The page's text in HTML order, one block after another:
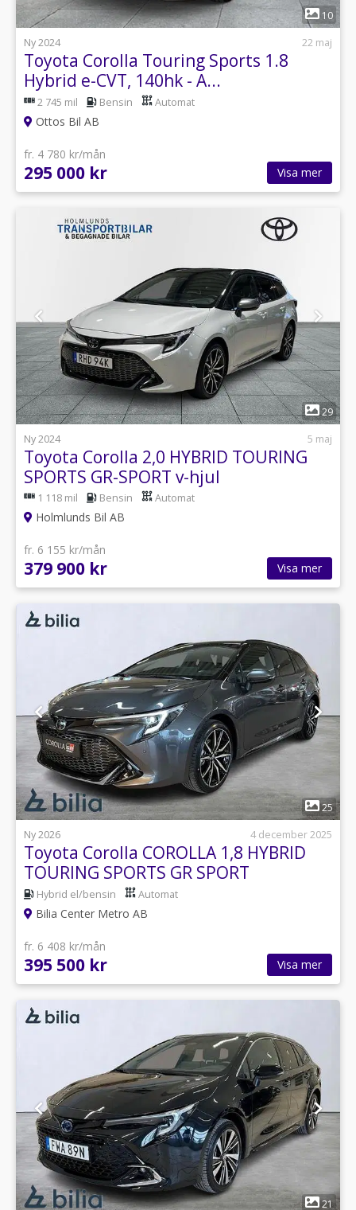
1
10
Ny 2024
22 maj
Toyota Corolla Touring Sports 1.8
Hybrid e-CVT, 140hk - A...
2 745 mil Bensin Automat
Ottos Bil AB
fr. 4 780 kr/mån
295 000 kr Visa mer
1
29
Ny 2024
5 maj
Toyota Corolla 2,0 HYBRID TOURING
SPORTS GR-SPORT v-hjul
1 118 mil Bensin Automat
Holmlunds Bil AB
fr. 6 155 kr/mån
379 900 kr Visa mer
1
25
Ny 2026
4 december 2025
Toyota Corolla COROLLA 1,8 HYBRID
TOURING SPORTS GR SPORT
Hybrid el/bensin Automat
Bilia Center Metro AB
fr. 6 408 kr/mån
395 500 kr Visa mer
1 21